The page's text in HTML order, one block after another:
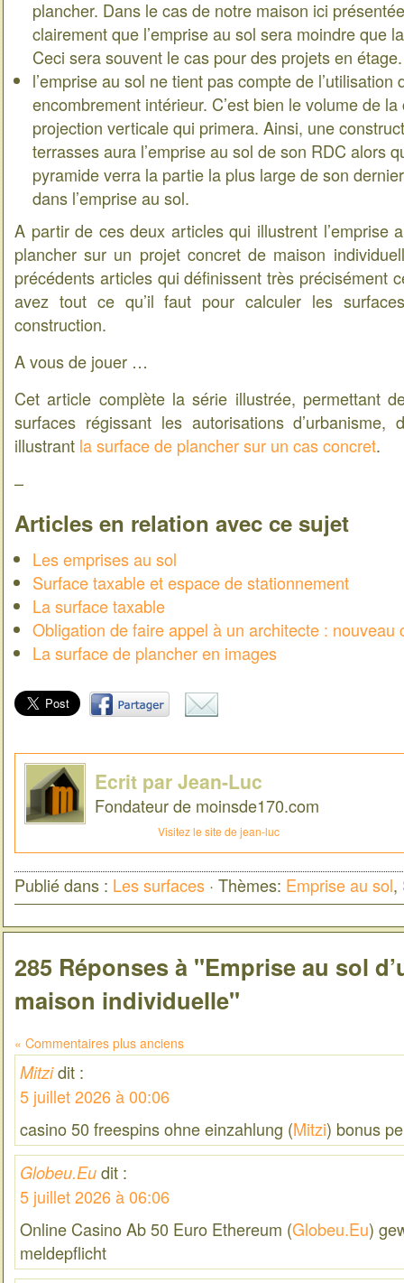
plancher. Dans le cas de notre maison ici
clairement que l’emprise au sol sera moindre que
Ceci sera souvent le cas pour des projets en étage.
l’emprise au sol ne tient pas compte de
encombrement intérieur. C’est bien le volume de
projection verticale qui primera. Ainsi, une
terrasses aura l’emprise au sol de son RDC alors
pyramide verra la partie la plus large de son
dans l’emprise au sol.
A partir de ces deux articles qui illustrent l’emprise
plancher sur un projet concret de maison
précédents articles qui définissent très précisément
avez tout ce qu’il faut pour calculer les
construction.
A vous de jouer …
Cet article complète la série illustrée, permettant
surfaces régissant les autorisations d’urbanisme,
illustrant la surface de plancher sur un cas concret.
–
Articles en relation avec ce sujet
Les emprises au sol
Surface taxable et espace de stationnement
La surface taxable
Obligation de faire appel à un architecte : nouveau
La surface de plancher en images
Ecrit par Jean-Luc
Fondateur de moinsde170.com
Visitez le site de jean-luc
Publié dans : Les surfaces · Thèmes: Emprise au sol,
285 Réponses à "Emprise au sol
maison individuelle"
« Commentaires plus anciens
Mitzi dit :
5 juillet 2026 à 00:06
casino 50 freespins ohne einzahlung (Mitzi) bonus
Globeu.Eu dit :
5 juillet 2026 à 06:06
Online Casino Ab 50 Euro Ethereum (Globeu.Eu)
meldepflicht